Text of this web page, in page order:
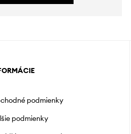
podmienky
podmienky